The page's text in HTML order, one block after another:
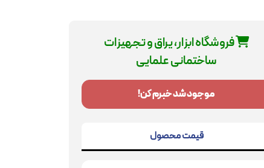
فروشگاه ابزار، یراق و تجهیزات
ساختمانی علمایی
موجود شد خبرم کن!
قیمت محصول